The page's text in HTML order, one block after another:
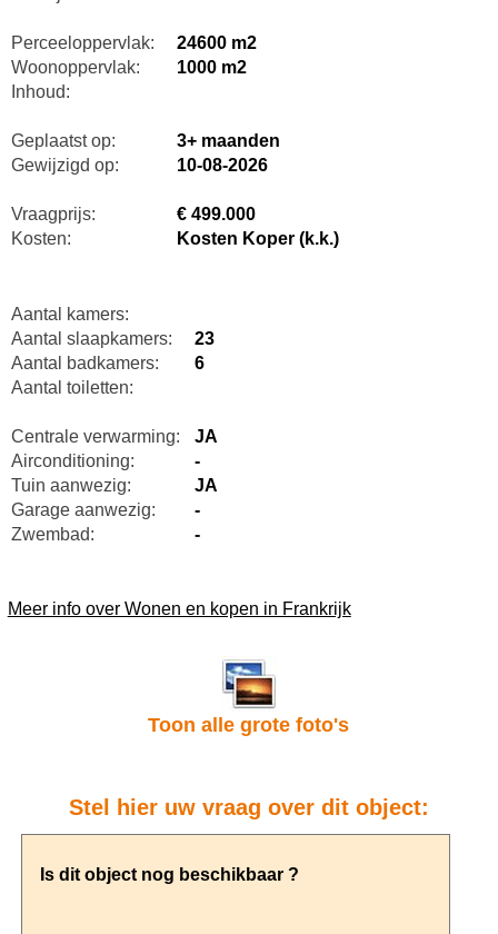
Perceeloppervlak:
24600 m2
Woonoppervlak:
1000 m2
Inhoud:
Geplaatst op:
3+ maanden
Gewijzigd op:
10-08-2026
Vraagprijs:
€ 499.000
Kosten:
Kosten Koper (k.k.)
Aantal kamers:
Aantal slaapkamers:
23
Aantal badkamers:
6
Aantal toiletten:
Centrale verwarming:
JA
Airconditioning:
-
Tuin aanwezig:
JA
Garage aanwezig:
-
Zwembad:
-
Meer info over Wonen en kopen in Frankrijk
Toon alle grote foto's
Stel hier uw vraag over dit object: